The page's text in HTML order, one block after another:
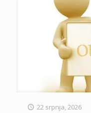
22 srpnja, 2026